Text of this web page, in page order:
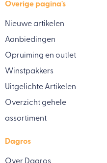
Overige pagina's
Nieuwe artikelen
Aanbiedingen
Opruiming en outlet
Winstpakkers
Uitgelichte Artikelen
Overzicht gehele
assortiment
Dagros